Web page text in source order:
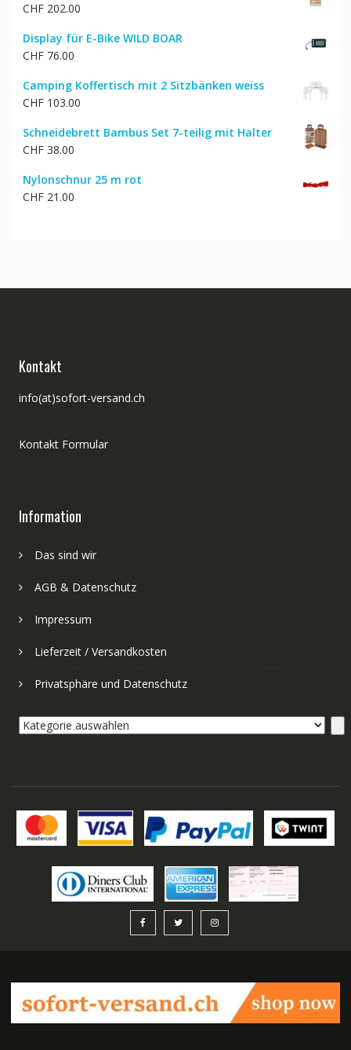
CHF202.00
Display für E-Bike WILD BOAR
CHF76.00
Camping Koffertisch mit 2 Sitzbänken weiss
CHF103.00
Schneidebrett Bambus Set 7-teilig mit Halter
CHF38.00
Nylonschnur 25 m rot
CHF21.00
Kontakt
info(at)sofort-versand.ch
Kontakt Formular
Information
Das sind wir
AGB & Datenschutz
Impressum
Lieferzeit / Versandkosten
Privatsphäre und Datenschutz
Kategorie